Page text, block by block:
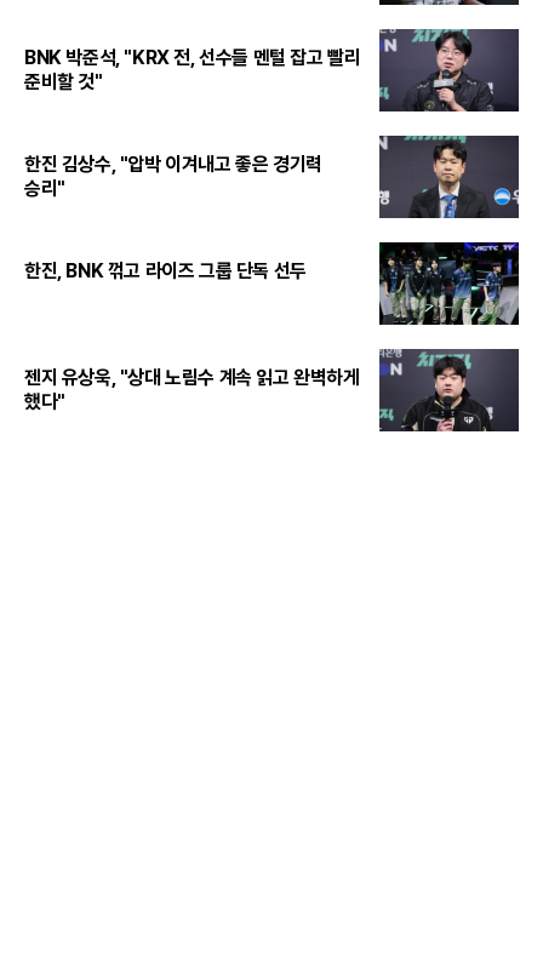
BNK 박준석, "KRX 전, 선수들 멘털 잡고 빨리
준비할 것"
한진 김상수, "압박 이겨내고 좋은 경기력
승리"
한진, BNK 꺾고 라이즈 그룹 단독 선두
젠지 유상욱, "상대 노림수 계속 읽고 완벽하게
했다"